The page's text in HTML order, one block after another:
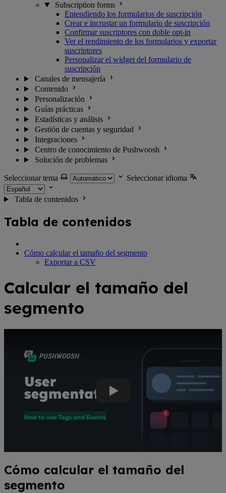
Subscription forms
Entendiendo los formularios de suscripción
Crear e incrustar un formulario de suscripción
Confirmar suscriptores con doble opt-in
Ver el rendimiento de los formularios y exportar
suscriptores
Personalizar el widget del formulario de
suscripción
Canales de mensajería
Contenido
Personalización
Guías prácticas
Estadísticas y análisis
Gestión de cuentas y seguridad
Integraciones
Centro de conocimiento de Pushwoosh
Solución de problemas
Seleccionar tema Seleccionar idioma
Tabla de contenidos
Tabla de contenidos
Cómo calcular el tamaño del segmento
Exportar a CSV
Calcular el tamaño del
segmento
Cómo calcular el tamaño del
segmento